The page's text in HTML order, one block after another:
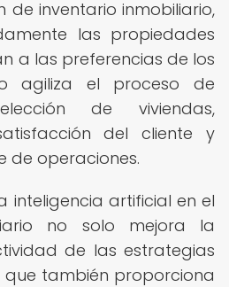
de inventario inmobiliario,
las propiedades
a las preferencias de los
agiliza el proceso de
de viviendas,
del cliente y
de operaciones.
inteligencia artificial en el
no solo mejora la
de las estrategias
que también proporciona